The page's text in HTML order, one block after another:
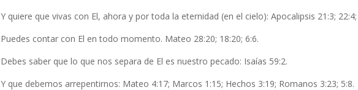
Y quiere que vivas con El, ahora y por toda la eternidad (en el cielo): Apocalipsis 21:3; 22:4;
Puedes contar con El en todo momento. Mateo 28:20; 18:20; 6:6.
Debes saber que lo que nos separa de El es nuestro pecado: Isaías 59:2.
Y que debemos arrepentirnos: Mateo 4:17; Marcos 1:15; Hechos 3:19; Romanos 3:23; 5:8.